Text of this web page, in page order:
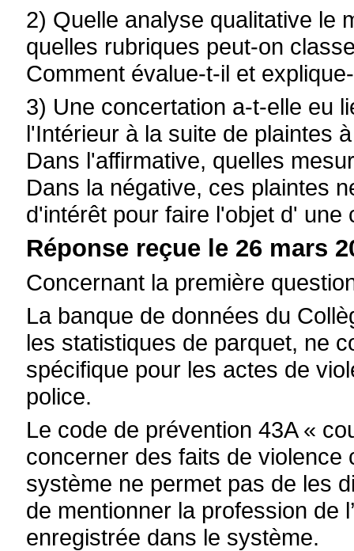
2) Quelle analyse qualitative le
quelles rubriques peut-on
Comment évalue-t-il et
3) Une concertation a-t-elle eu
l'Intérieur à la suite de plaintes
Dans l'affirmative, quelles
Dans la négative, ces plaintes
d'intérêt pour faire l'objet d' une
Réponse reçue le 26 mars
Concernant la première
La banque de données du
les statistiques de parquet, ne
spécifique pour les actes de
police.
Le code de prévention 43A «
concerner des faits de
système ne permet pas de les
de mentionner la profession de
enregistrée dans le système.